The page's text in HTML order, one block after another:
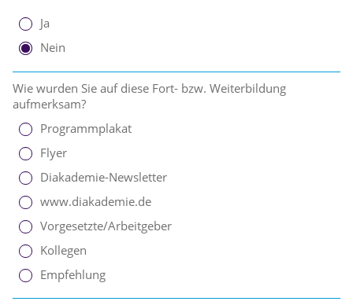
Ja
Nein
Wie wurden Sie auf diese Fort- bzw. Weiterbildung
aufmerksam?
Programmplakat
Flyer
Diakademie-Newsletter
www.diakademie.de
Vorgesetzte/Arbeitgeber
Kollegen
Empfehlung